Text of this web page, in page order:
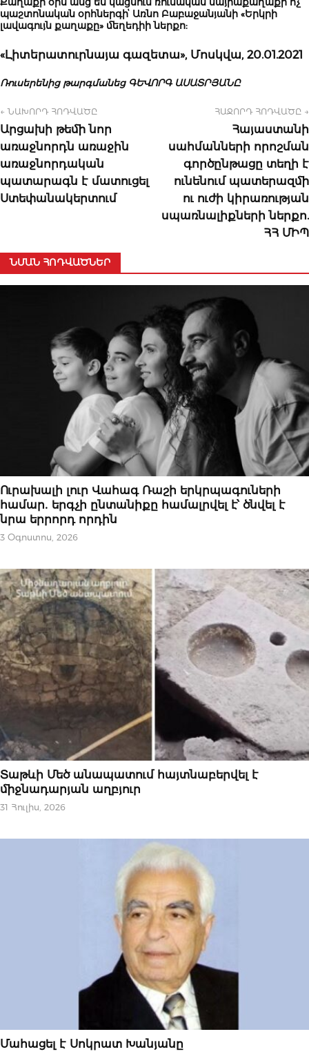
Քաղաքի օրն անց են կացնում ռուսական մայրաքաղաքի ոչ
պաշտոնական օրհներգիՙ Առնո Բաբաջանյանի «Երկրի
լավագույն քաղաքը» մեղեդիի ներքո:
«Լիտերատուրնայա գազետա», Մոսկվա, 20.01.2021
Ռուսերենից թարգմանեց ԳԵՎՈՐԳ ԱՍԱՏՐՅԱՆԸ
← ՆԱԽՈՐԴ ՀՈԴՎԱԾԸ
Արցախի թեմի նոր
առաջնորդն առաջին
առաջնորդական
պատարագն է մատուցել
Ստեփանակերտում
ՀԱՋՈՐԴ ՀՈԴՎԱԾԸ →
Հայաստանի
սահմանների որոշման
գործընթացը տեղի է
ունենում պատերազմի
ու ուժի կիրառության
սպառնալիքների ներքո.
ՀՀ ՄԻՊ
ՆՄԱՆ ՀՈԴՎԱԾՆԵՐ
ԵՐԱԺՇՏՈՒԹՅՈՒՆ
Ուրախալի լուր Վահագ Ռաշի երկրպագուների
համար․ երգչի ընտանիքը համալրվել է՝ ծնվել է
նրա երրորդ որդին
3 Օգոստոս, 2026
ԱԶԳԱՅԻՆ
Տաթևի Մեծ անապատում հայտնաբերվել է
միջնադարյան աղբյուր
31 Հուլիս, 2026
ԱԶԳԱՅԻՆ
Մահացել է Սոկրատ Խանյանը